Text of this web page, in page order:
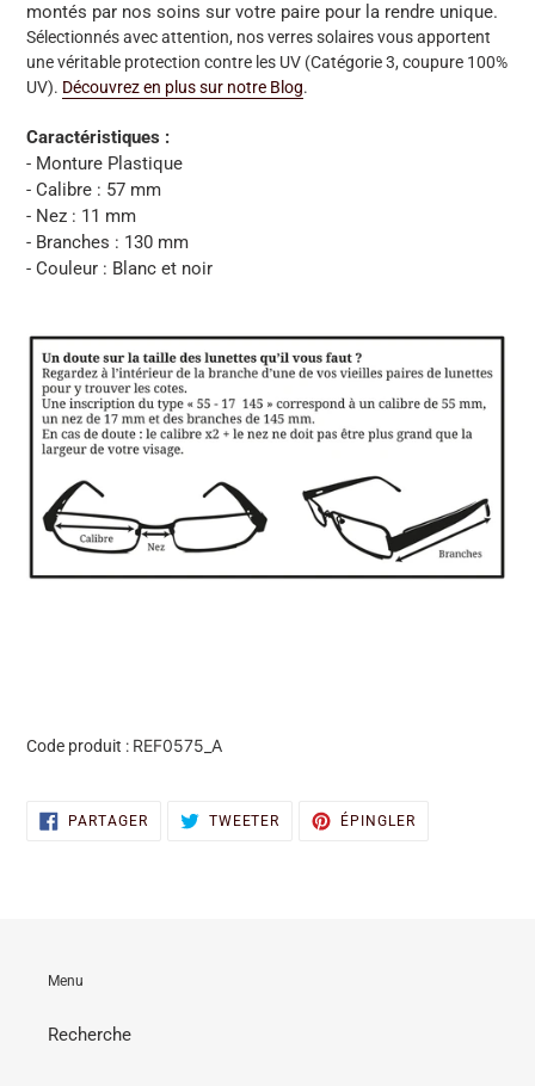
montés par nos soins sur votre paire pour la rendre unique.
Sélectionnés avec attention, nos verres solaires vous apportent
une véritable protection contre les UV (Catégorie 3, coupure 100%
UV). Découvrez en plus sur notre Blog.
Caractéristiques :
- Monture Plastique
- Calibre : 57 mm
- Nez : 11 mm
- Branches : 130 mm
- Couleur : Blanc et noir
Code produit : REF0575_A
PARTAGERPARTAGER
SUR
TWEETER TWEETERÉPINGLER
Menu
Recherche